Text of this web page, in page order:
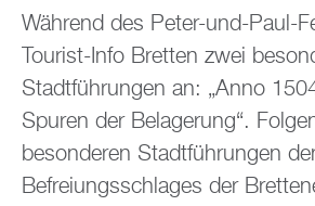
Wäh­rend des Peter-und-Paul-
Tou­rist-Info Brett­en zwei
Stadt­füh­run­gen an: „Anno
Spu­ren der Be­la­ge­rung“.
be­son­de­ren Stadt­füh­run­gen
Be­frei­ungs­schla­ges der